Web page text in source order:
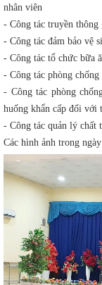
nhân viên
- Công tác truyền
- Công tác đảm bảo vệ
- Công tác tổ chức bữa
- Công tác phòng
- Công tác phòng
huống khẩn cấp đối với
- Công tác quản lý chất
Các hình ảnh trong